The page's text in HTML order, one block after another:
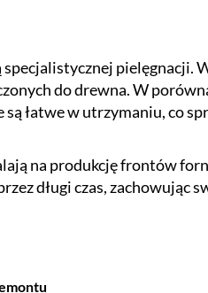
pielęgnacji.
do drewna. W
łatwe w utrzymaniu, co
na produkcję frontów
długi czas, zachowując